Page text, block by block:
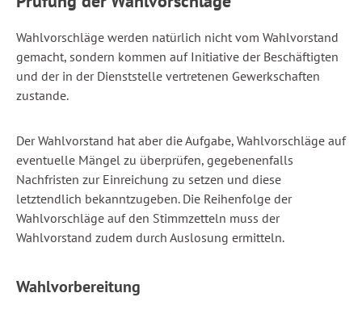
Wahlvorschläge werden natürlich nicht vom Wahlvorstand
gemacht, sondern kommen auf Initiative der Beschäftigten
und der in der Dienststelle vertretenen Gewerkschaften
zustande.
Der Wahlvorstand hat aber die Aufgabe, Wahlvorschläge auf
eventuelle Mängel zu überprüfen, gegebenenfalls
Nachfristen zur Einreichung zu setzen und diese
letztendlich bekanntzugeben. Die Reihenfolge der
Wahlvorschläge auf den Stimmzetteln muss der
Wahlvorstand zudem durch Auslosung ermitteln.
Wahlvorbereitung